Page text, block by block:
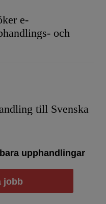
e-
och
till Svenska
upphandlingar
jobb